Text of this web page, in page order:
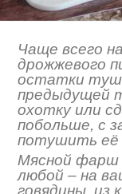
Чаще всего
дрожжевого
остатки
предыдущей
охотку или
побольше, с
потушить
Мясной фарш
любой – на
говядины, из